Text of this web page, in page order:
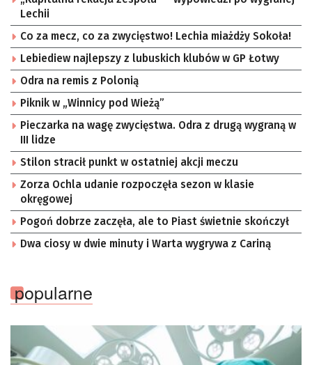
Lechii
Co za mecz, co za zwycięstwo! Lechia miażdży Sokoła!
Lebiediew najlepszy z lubuskich klubów w GP Łotwy
Odra na remis z Polonią
Piknik w „Winnicy pod Wieżą”
Pieczarka na wagę zwycięstwa. Odra z drugą wygraną w
III lidze
Stilon stracił punkt w ostatniej akcji meczu
Zorza Ochla udanie rozpoczęła sezon w klasie
okręgowej
Pogoń dobrze zaczęła, ale to Piast świetnie skończył
Dwa ciosy w dwie minuty i Warta wygrywa z Cariną
popularne